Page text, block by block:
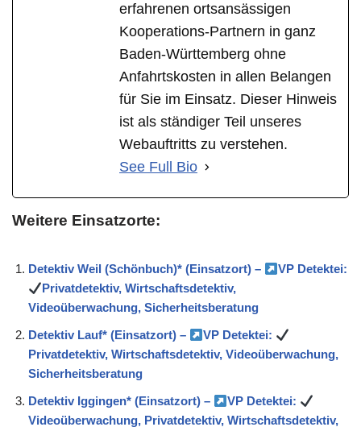
erfahrenen ortsansässigen
Kooperations-Partnern in ganz
Baden-Württemberg ohne
Anfahrtskosten in allen Belangen
für Sie im Einsatz. Dieser Hinweis
ist als ständiger Teil unseres
Webauftritts zu verstehen.
See Full Bio
Weitere Einsatzorte:
Detektiv Weil (Schönbuch)* (Einsatzort) –
VP Detektei:
Privatdetektiv, Wirtschaftsdetektiv,
Videoüberwachung, Sicherheitsberatung
Detektiv Lauf* (Einsatzort) –
VP Detektei:
Privatdetektiv, Wirtschaftsdetektiv, Videoüberwachung,
Sicherheitsberatung
Detektiv Iggingen* (Einsatzort) –
VP Detektei:
Videoüberwachung, Privatdetektiv, Wirtschaftsdetektiv,